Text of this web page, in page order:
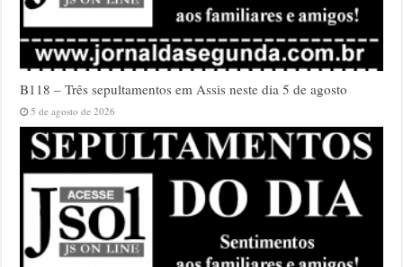
B118 – Três sepultamentos em Assis neste dia 5 de agosto
5 de agosto de 2026